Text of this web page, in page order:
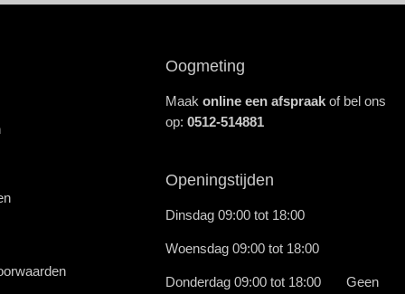
Oogmeting
Maakonline een afspraak of bel ons
op:0512-514881
Openingstijden
Dinsdag 09:00 tot 18:00
Woensdag 09:00 tot 18:00
Donderdag 09:00 tot 18:00 Geen